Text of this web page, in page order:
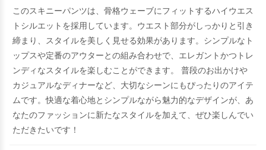
このスキニーパンツは、骨格ウェーブにフィットするハイウエス
トシルエットを採用しています。ウエスト部分がしっかりと引き
締まり、スタイルを美しく見せる効果があります。シンプルなト
ップスや定番のアウターとの組み合わせで、エレガントかつトレ
ンディなスタイルを楽しむことができます。 普段のお出かけや
カジュアルなディナーなど、大切なシーンにもぴったりのアイテ
ムです。快適な着心地とシンプルながら魅力的なデザインが、あ
なたのファッションに新たなスタイルを加えて、ぜひ楽しんでい
ただきたいです！